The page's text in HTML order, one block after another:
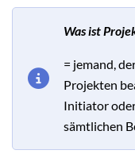
Was ist
= jemand,
Projekten
Initiator
sämtlichen